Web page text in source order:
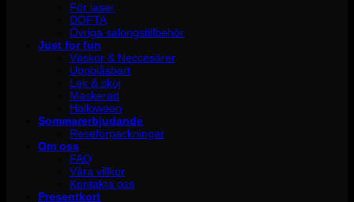
För laser
DOFTA
Övriga salongstillbehör
Just for fun
Väskor & Neccesärer
Uppblåsbart
Lek & skoj
Maskerad
Halloween
Sommarerbjudande
Reseförpackningar
Om oss
FAQ
Våra villkor
Kontakta oss
Presentkort